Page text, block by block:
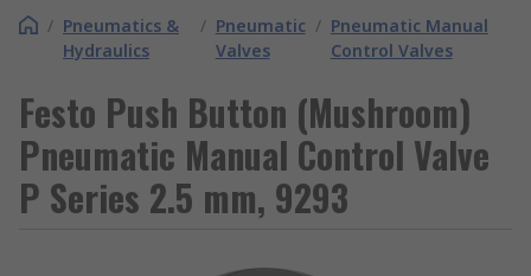
/ Pneumatics &
Hydraulics
/ Pneumatic
Valves
/ Pneumatic Manual
Control Valves
Festo Push Button (Mushroom)
Pneumatic Manual Control Valve
P Series 2.5 mm, 9293